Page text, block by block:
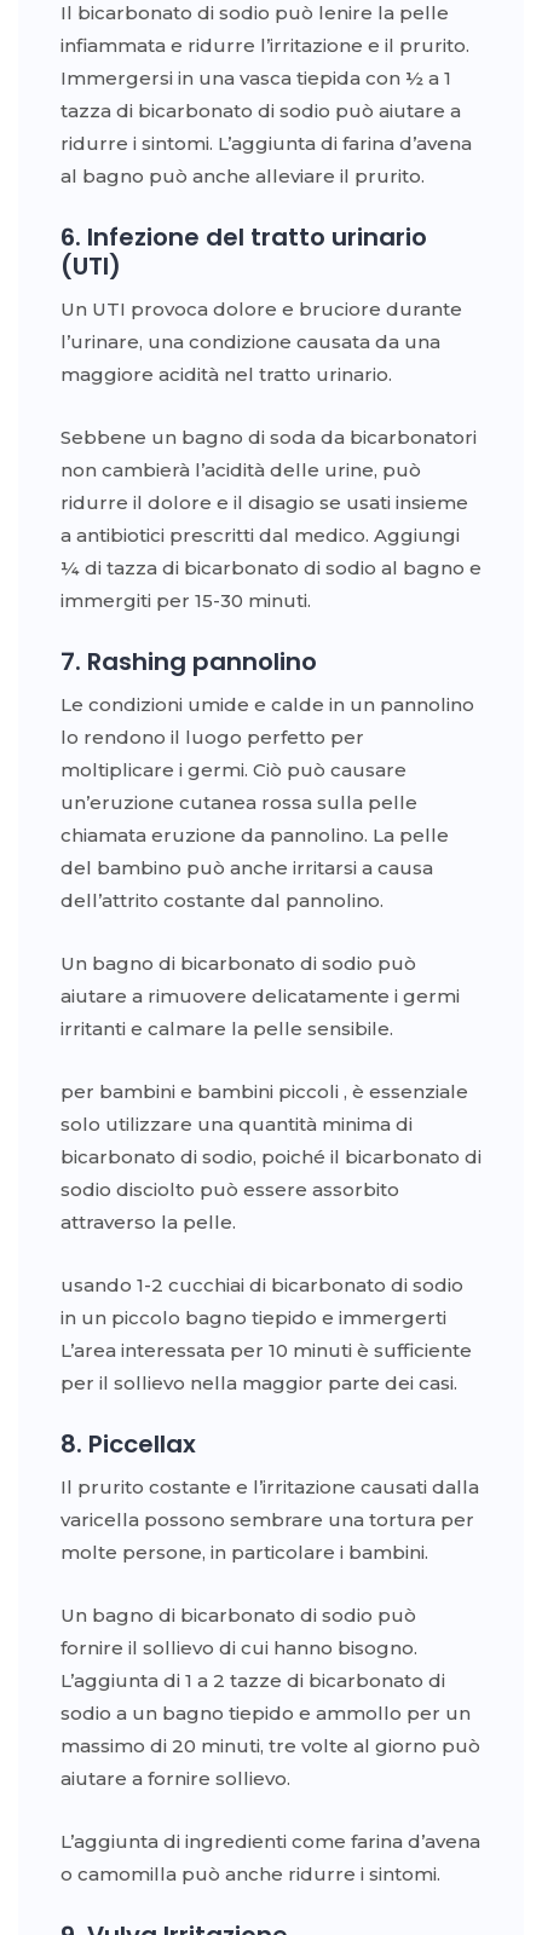
Il bicarbonato di sodio può lenire la pelle
infiammata e ridurre l’irritazione e il prurito.
Immergersi in una vasca tiepida con ½ a 1
tazza di bicarbonato di sodio può aiutare a
ridurre i sintomi. L’aggiunta di farina d’avena
al bagno può anche alleviare il prurito.
6. Infezione del tratto urinario
(UTI)
Un UTI provoca dolore e bruciore durante
l’urinare, una condizione causata da una
maggiore acidità nel tratto urinario.
Sebbene un bagno di soda da bicarbonatori
non cambierà l’acidità delle urine, può
ridurre il dolore e il disagio se usati insieme
a antibiotici prescritti dal medico. Aggiungi
¼ di tazza di bicarbonato di sodio al bagno e
immergiti per 15-30 minuti.
7. Rashing pannolino
Le condizioni umide e calde in un pannolino
lo rendono il luogo perfetto per
moltiplicare i germi. Ciò può causare
un’eruzione cutanea rossa sulla pelle
chiamata eruzione da pannolino. La pelle
del bambino può anche irritarsi a causa
dell’attrito costante dal pannolino.
Un bagno di bicarbonato di sodio può
aiutare a rimuovere delicatamente i germi
irritanti e calmare la pelle sensibile.
per bambini e bambini piccoli , è essenziale
solo utilizzare una quantità minima di
bicarbonato di sodio, poiché il bicarbonato di
sodio disciolto può essere assorbito
attraverso la pelle.
usando 1-2 cucchiai di bicarbonato di sodio
in un piccolo bagno tiepido e immergerti
L’area interessata per 10 minuti è sufficiente
per il sollievo nella maggior parte dei casi.
8. Piccellax
Il prurito costante e l’irritazione causati dalla
varicella possono sembrare una tortura per
molte persone, in particolare i bambini.
Un bagno di bicarbonato di sodio può
fornire il sollievo di cui hanno bisogno.
L’aggiunta di 1 a 2 tazze di bicarbonato di
sodio a un bagno tiepido e ammollo per un
massimo di 20 minuti, tre volte al giorno può
aiutare a fornire sollievo.
L’aggiunta di ingredienti come farina d’avena
o camomilla può anche ridurre i sintomi.